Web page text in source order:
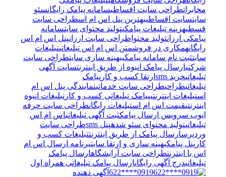
مخابراتطراحی سایت اقساطیسامانه پیامک رایگان سئو
سایت اقساطیبهترین پنل اس ام اس طراحی سایت
قسطیهزینه تبلیغات پیامکیتولید محتوای سایتسامانه
پیامکی ارزان تولید محتوا طراحی سایت ارزانپنل اس ام اس
همکاری در فروشمتن اس ام اس تبلیغاتیتبلیغات
ثبت نام سامانه پیامکیبهینه سازی سایتطراحی سایت
شرکتیارسال پیامک انبوه از طریق اینترنت سایت آگهی
تبلیغاتیخرید sms ارتقا کسب و کار پیامک
تبلیغاتیطراحیطراحی سایت خدماتینمایندگی پنل اس ام
تبلیغات اینترنتیپیامک تبلیغاتی کسب و کار تبلیغات انبوه
اینترنتیقیمت اس ام اس تبلیغات رایگان طراحی سایت حرفه
وب سرویس ارسال پیامک ثبت آگهی تبلیغاتیاس ام اس
تبلیغاتیتولید محتوای سئو شدهپنل sms
طراحی سایت
وردپرس ارسال پیامک از طریق اینترنت تبلیغات کسب و
پنل پیامک بهینه سازی و ارتقا سایتبرنامه ارسال اس ام
اس با اینترنت طراحی سایت آرایشگاهارسال پیامک
تبلیغاتیدرج آگهی رایگان ارسال پیامک تبلیغاتی همراه اول
0919****622
آگهی دهنده